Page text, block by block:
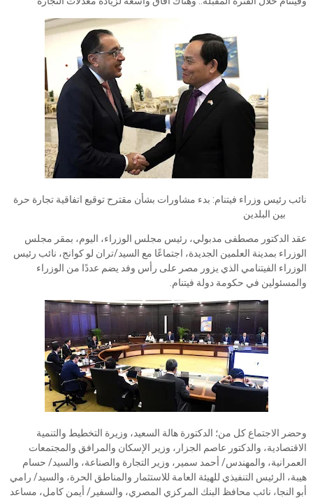
نائب رئيس وزراء فيتنام: بدء مشاورات بشأن مقترح توقيع اتفاقية تجارة حرة
بين البلدين
عقد الدكتور مصطفى مدبولي، رئيس مجلس الوزراء، اليوم، بمقر مجلس
الوزراء بمدينة العلمين الجديدة، اجتماعًا مع السيد/تران لو كوانج، نائب رئيس
الوزراء الفيتنامي الذي يزور مصر على رأس وفد يضم عددًا من الوزراء
والمسئولين في حكومة دولة فيتنام.
وحضر الاجتماع كل من؛ الدكتورة هالة السعيد، وزيرة التخطيط والتنمية
الاقتصادية، والدكتور عاصم الجزار، وزير الإسكان والمرافق والمجتمعات
العمرانية، والمهندس/ أحمد سمير، وزير التجارة والصناعة، والسيد/ حسام
هيبة، الرئيس التنفيذي للهيئة العامة للاستثمار والمناطق الحرة، والسيد/ رامي
أبو النجا، نائب محافظ البنك المركزي المصري، والسفير/ أيمن كامل، مساعد